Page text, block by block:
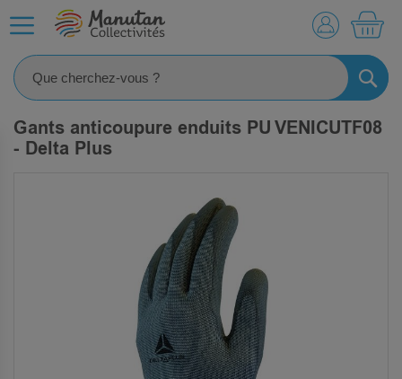
Gants anticoupure enduits PU VENICUTF08
- Delta Plus